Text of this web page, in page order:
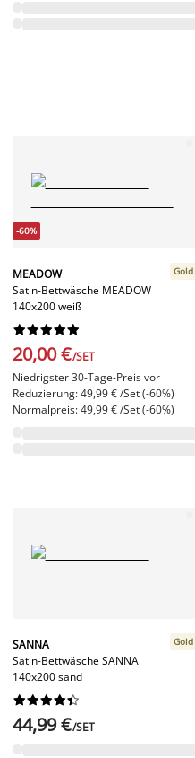
-60%
MEADOW
Satin-Bettwäsche MEADOW
140x200 weiß
Gold






20,00 €/SET
Niedrigster 30-Tage-Preis vor
Reduzierung: 49,99 € /Set (-60%)
Normalpreis: 49,99 € /Set (-60%)
SANNA
Satin-Bettwäsche SANNA
140x200 sand
Gold






44,99 €/SET